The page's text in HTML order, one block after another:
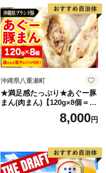
ン 南国 手作り 果実100％ お
すすめ 沖縄県 八重瀬町【価
格改定】
沖縄県八重瀬町
★満足感たっぷり★あぐー豚
まん(肉まん)【120g×8個＝96
0g】袋のまま電子レンジで温
めて、お召し上がりくださ
個包装 レンジ 沖縄県産あぐ
ー豚 レンチン 簡単調理 沖縄
県 八重瀬【価格改定】
8,000円